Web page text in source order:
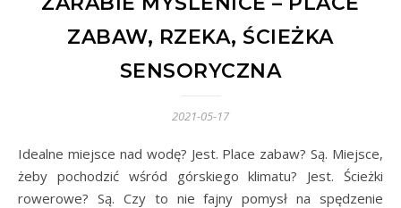
ZABAW, RZEKA, ŚCIEŻKA
SENSORYCZNA
2021-05-17
Idealne miejsce nad wodę? Jest. Place zabaw? Są. Miejsce,
żeby pochodzić wśród górskiego klimatu? Jest. Ścieżki
rowerowe? Są. Czy to nie fajny pomysł na spędzenie